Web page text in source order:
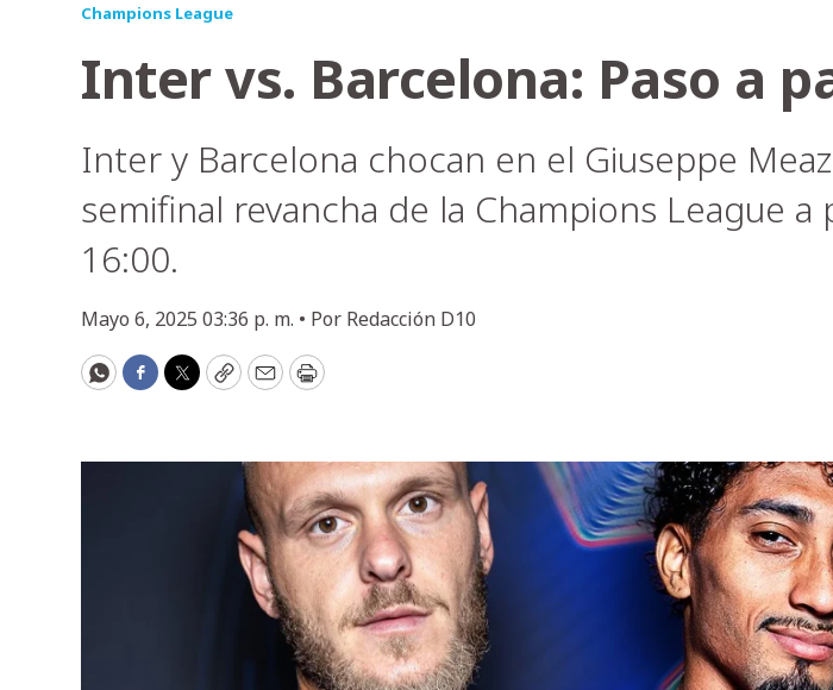
Champions League
Inter vs. Barcelona: Paso a
Inter y Barcelona chocan en el Giuseppe
semifinal revancha de la Champions League a
16:00.
Mayo 6, 2025 03:36 p. m. • Por Redacción D10
WhatsApp
Facebook
Twitter
CopyEmailPrint